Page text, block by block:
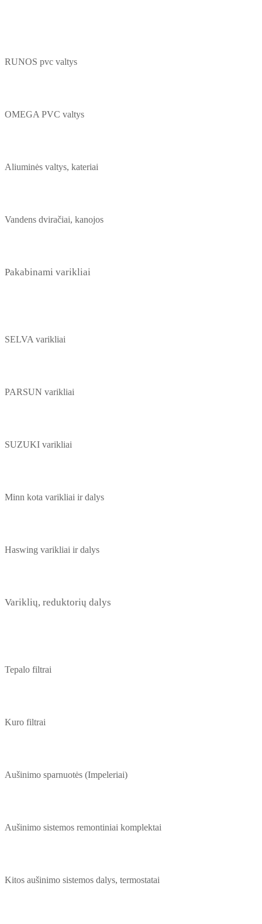
RUNOS pvc valtys
OMEGA PVC valtys
Aliuminės valtys, kateriai
Vandens dviračiai, kanojos
Pakabinami varikliai
SELVA varikliai
PARSUN varikliai
SUZUKI varikliai
Minn kota varikliai ir dalys
Haswing varikliai ir dalys
Variklių, reduktorių dalys
Tepalo filtrai
Kuro filtrai
Aušinimo sparnuotės (Impeleriai)
Aušinimo sistemos remontiniai komplektai
Kitos aušinimo sistemos dalys, termostatai